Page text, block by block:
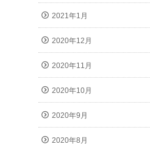
2021年1月
2020年12月
2020年11月
2020年10月
2020年9月
2020年8月